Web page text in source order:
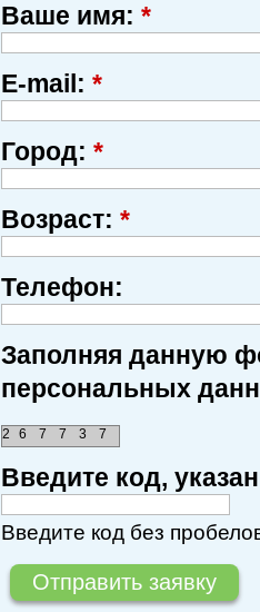
Ваше имя: *
E-mail: *
Город: *
Возраст: *
Телефон:
Заполняя данную
персональных
2 7
3
7
7
6
Введите код,
Введите код без